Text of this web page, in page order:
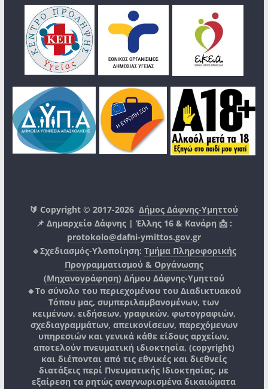
🔰 Copyright © 2017-2026Δήμος Δάφνης-Υμηττού
📌 Δημαρχείο Δάφνης | Έλλης 16 & Κανάρη 📩 :
protokolo@dafni-ymittos.gov.gr
🔹Σχεδιασμός-Υλοποίηση: Τμήμα Πληροφορικής
Προγραμματισμού & Οργάνωσης
(Μηχανογράφηση) Δήμου Δάφνης-Υμηττού
🔸Το σύνολο του περιεχομένου του Διαδικτυακού
Τόπου μας, συμπεριλαμβανομένων, των
κειμένων, ειδήσεων, γραφικών, φωτογραφιών,
σχεδιαγραμμάτων, απεικονίσεων, παρεχόμενων
υπηρεσιών και γενικά κάθε είδους αρχείων,
αποτελούν πνευματική ιδιοκτησία, (copyright)
και διέπονται από τις εθνικές και διεθνείς
διατάξεις περί Πνευματικής Ιδιοκτησίας, με
εξαίρεση τα ρητώς αναγνωρισμένα δικαιώματα